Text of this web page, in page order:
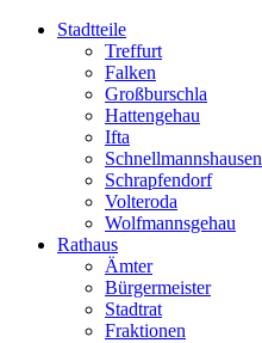
Stadtteile
Treffurt
Falken
Großburschla
Hattengehau
Ifta
Schnellmannshausen
Schrapfendorf
Volteroda
Wolfmannsgehau
Rathaus
Ämter
Bürgermeister
Stadtrat
Fraktionen